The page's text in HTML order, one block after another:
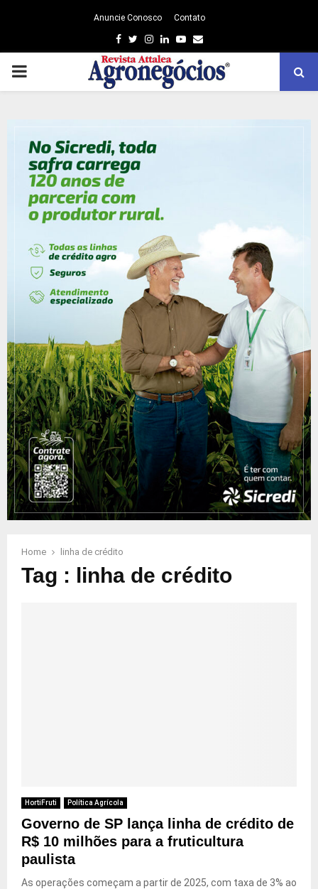
Anuncie Conosco Contato
Facebook
TwitterInstagram
LinkedinYoutube
Email
PRIMARY
Home linha de crédito
Tag : linha de crédito
HortiFruti Política Agrícola
Governo de SP lança linha de crédito de
R$ 10 milhões para a fruticultura
paulista
As operações começam a partir de 2025, com taxa de 3% ao